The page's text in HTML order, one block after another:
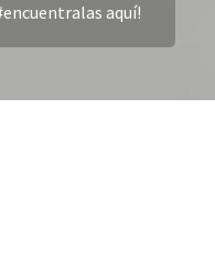
aquí!